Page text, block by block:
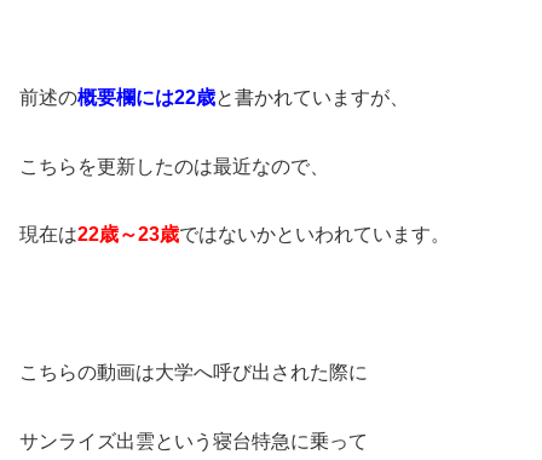
前述の概要欄には22歳と書かれていますが、
こちらを更新したのは最近なので、
現在は22歳～23歳ではないかといわれています。
こちらの動画は大学へ呼び出された際に
サンライズ出雲という寝台特急に乗って